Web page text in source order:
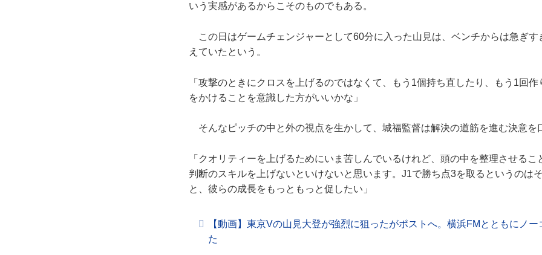
いう実感があるからこそのものでもある。
この日はゲームチェンジャーとして60分に入った山見は、ベンチからは急ぎす
えていたという。
「攻撃のときにクロスを上げるのではなくて、もう1個持ち直したり、もう1回
をかけることを意識した方がいいかな」
そんなピッチの中と外の視点を生かして、城福監督は解決の道筋を進む決意を
「クオリティーを上げるためにいま苦しんでいるけれど、頭の中を整理させるこ
判断のスキルを上げないといけないと思います。J1で勝ち点3を取るというのは
と、彼らの成長をもっともっと促したい」
【動画】東京Vの山見大登が強烈に狙ったがポストへ。横浜FMとともにノー
た